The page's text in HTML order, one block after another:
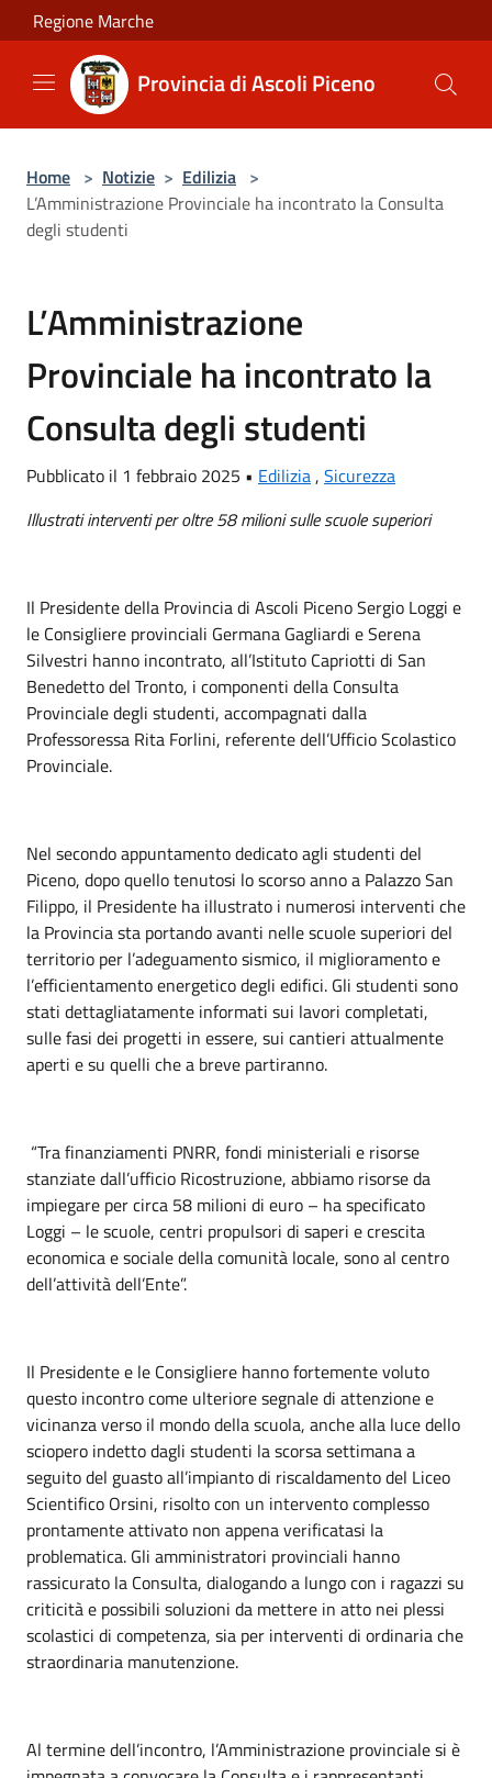
Salta al contenuto principale
Regione Marche
Provincia di Ascoli Piceno
Home > Notizie > Edilizia >
L’Amministrazione Provinciale ha incontrato la Consulta
degli studenti
L’Amministrazione
Provinciale ha incontrato la
Consulta degli studenti
Pubblicato il 1 febbraio 2025 • Edilizia, Sicurezza
Illustrati interventi per oltre 58 milioni sulle scuole superiori
Il Presidente della Provincia di Ascoli Piceno Sergio Loggi e
le Consigliere provinciali Germana Gagliardi e Serena
Silvestri hanno incontrato, all’Istituto Capriotti di San
Benedetto del Tronto, i componenti della Consulta
Provinciale degli studenti, accompagnati dalla
Professoressa Rita Forlini, referente dell’Ufficio Scolastico
Provinciale.
Nel secondo appuntamento dedicato agli studenti del
Piceno, dopo quello tenutosi lo scorso anno a Palazzo San
Filippo, il Presidente ha illustrato i numerosi interventi che
la Provincia sta portando avanti nelle scuole superiori del
territorio per l’adeguamento sismico, il miglioramento e
l’efficientamento energetico degli edifici. Gli studenti sono
stati dettagliatamente informati sui lavori completati,
sulle fasi dei progetti in essere, sui cantieri attualmente
aperti e su quelli che a breve partiranno.
“Tra finanziamenti PNRR, fondi ministeriali e risorse
stanziate dall’ufficio Ricostruzione, abbiamo risorse da
impiegare per circa 58 milioni di euro – ha specificato
Loggi – le scuole, centri propulsori di saperi e crescita
economica e sociale della comunità locale, sono al centro
dell’attività dell’Ente”.
Il Presidente e le Consigliere hanno fortemente voluto
questo incontro come ulteriore segnale di attenzione e
vicinanza verso il mondo della scuola, anche alla luce dello
sciopero indetto dagli studenti la scorsa settimana a
seguito del guasto all’impianto di riscaldamento del Liceo
Scientifico Orsini, risolto con un intervento complesso
prontamente attivato non appena verificatasi la
problematica. Gli amministratori provinciali hanno
rassicurato la Consulta, dialogando a lungo con i ragazzi su
criticità e possibili soluzioni da mettere in atto nei plessi
scolastici di competenza, sia per interventi di ordinaria che
straordinaria manutenzione.
Al termine dell’incontro, l’Amministrazione provinciale si è